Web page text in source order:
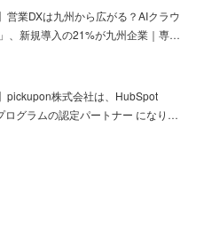
営業DXは九州から広がる？AIクラウ
、新規導入の21%が九州企業｜専…
pickupon株式会社は、HubSpot
ログラムの認定パートナー になり…